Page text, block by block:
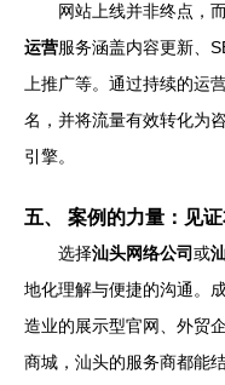
网站上线并非终点，
运营服务涵盖内容更新、
上推广等。通过持续的运
名，并将流量有效转化为
引擎。
五、 案例的力量：见
选择汕头网络公司或
地化理解与便捷的沟通。
造业的展示型官网、外贸
商城，汕头的服务商都能